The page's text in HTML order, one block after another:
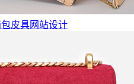
皮具网站设计